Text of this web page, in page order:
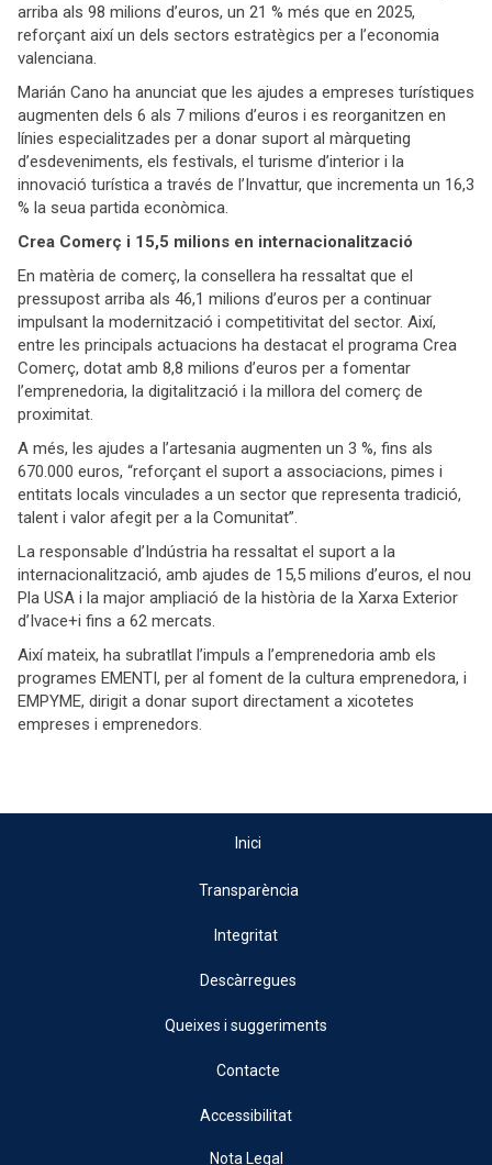
arriba als 98 milions d’euros, un 21 % més que en 2025,
reforçant així un dels sectors estratègics per a l’economia
valenciana.
Marián Cano ha anunciat que les ajudes a empreses turístiques
augmenten dels 6 als 7 milions d’euros i es reorganitzen en
línies especialitzades per a donar suport al màrqueting
d’esdeveniments, els festivals, el turisme d’interior i la
innovació turística a través de l’Invattur, que incrementa un 16,3
% la seua partida econòmica.
Crea Comerç i 15,5 milions en internacionalització
En matèria de comerç, la consellera ha ressaltat que el
pressupost arriba als 46,1 milions d’euros per a continuar
impulsant la modernització i competitivitat del sector. Així,
entre les principals actuacions ha destacat el programa Crea
Comerç, dotat amb 8,8 milions d’euros per a fomentar
l’emprenedoria, la digitalització i la millora del comerç de
proximitat.
A més, les ajudes a l’artesania augmenten un 3 %, fins als
670.000 euros, “reforçant el suport a associacions, pimes i
entitats locals vinculades a un sector que representa tradició,
talent i valor afegit per a la Comunitat”.
La responsable d’Indústria ha ressaltat el suport a la
internacionalització, amb ajudes de 15,5 milions d’euros, el nou
Pla USA i la major ampliació de la història de la Xarxa Exterior
d’Ivace+i fins a 62 mercats.
Així mateix, ha subratllat l’impuls a l’emprenedoria amb els
programes EMENTI, per al foment de la cultura emprenedora, i
EMPYME, dirigit a donar suport directament a xicotetes
empreses i emprenedors.
Inici
Transparència
Integritat
Descàrregues
Queixes i suggeriments
Contacte
Accessibilitat
Nota Legal